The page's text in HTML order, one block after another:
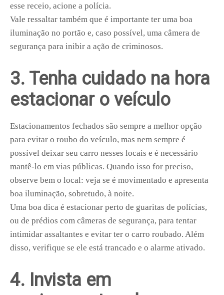
esse receio, acione a polícia.
Vale ressaltar também que é importante ter uma boa
iluminação no portão e, caso possível, uma câmera de
segurança para inibir a ação de criminosos.
3. Tenha cuidado na hora
estacionar o veículo
Estacionamentos fechados são sempre a melhor opção
para evitar o roubo do veículo, mas nem sempre é
possível deixar seu carro nesses locais e é necessário
mantê-lo em vias públicas. Quando isso for preciso,
observe bem o local: veja se é movimentado e apresenta
boa iluminação, sobretudo, à noite.
Uma boa dica é estacionar perto de guaritas de polícias,
ou de prédios com câmeras de segurança, para tentar
intimidar assaltantes e evitar ter o carro roubado. Além
disso, verifique se ele está trancado e o alarme ativado.
4. Invista em